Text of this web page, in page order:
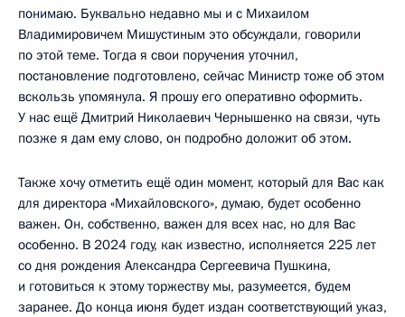
понимаю. Буквально недавно мы и с Михаилом
Владимировичем Мишустиным это обсуждали, говорили
по этой теме. Тогда я свои поручения уточнил,
постановление подготовлено, сейчас Министр тоже об этом
вскользь упомянула. Я прошу его оперативно оформить.
У нас ещё Дмитрий Николаевич Чернышенко на связи, чуть
позже я дам ему слово, он подробно доложит об этом.
Также хочу отметить ещё один момент, который для Вас как
для директора «Михайловского», думаю, будет особенно
важен. Он, собственно, важен для всех нас, но для Вас
особенно. В 2024 году, как известно, исполняется 225 лет
со дня рождения Александра Сергеевича Пушкина,
и готовиться к этому торжеству мы, разумеется, будем
заранее. До конца июня будет издан соответствующий указ,